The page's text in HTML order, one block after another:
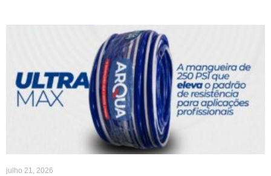
julho 21, 2026